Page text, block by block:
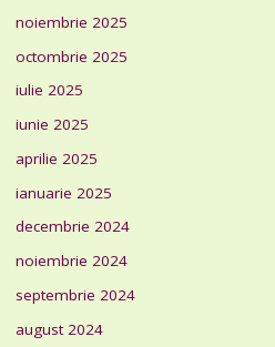
noiembrie 2025
octombrie 2025
iulie 2025
iunie 2025
aprilie 2025
ianuarie 2025
decembrie 2024
noiembrie 2024
septembrie 2024
august 2024